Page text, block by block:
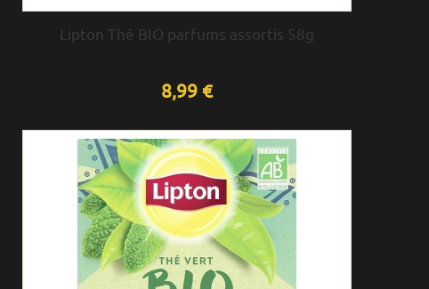
Lipton Thé BIO parfums assortis 58g
8,99 €